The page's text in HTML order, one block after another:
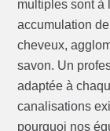
multiples sont à
accumulation
cheveux,
savon. Un
adaptée à
canalisations
pourquoi nos